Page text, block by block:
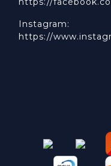
Instagram:
https://